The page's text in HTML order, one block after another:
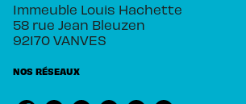
Immeuble Louis Hachette
58 rue Jean Bleuzen
92170 VANVES
NOS RÉSEAUX